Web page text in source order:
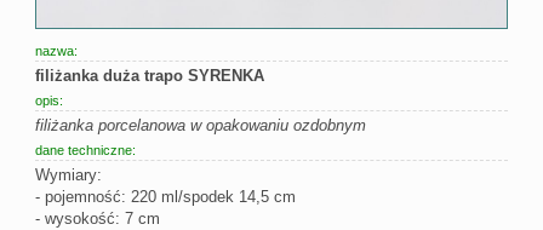
nazwa:
filiżanka duża trapo SYRENKA
opis:
filiżanka porcelanowa w opakowaniu ozdobnym
dane techniczne:
Wymiary:
- pojemność: 220 ml/spodek 14,5 cm
- wysokość: 7 cm